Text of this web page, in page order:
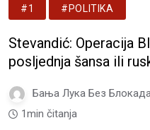
#1 #POLITIKA
Stevandić: Operacija
posljednja šansa ili
Бања Лука Без
1min čitanja